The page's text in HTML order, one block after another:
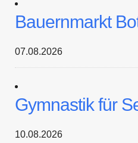
Bauernmarkt
07.08.2026
Gymnastik für
10.08.2026